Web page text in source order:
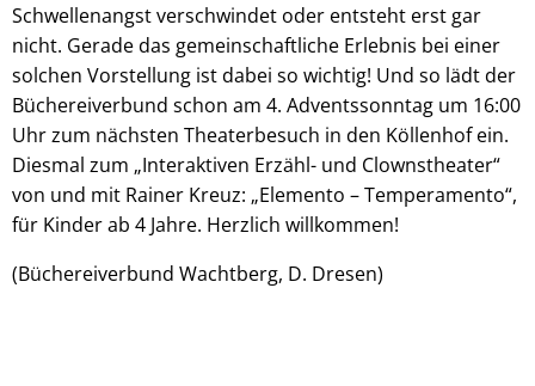
Schwellenangst verschwindet oder entsteht erst gar
nicht. Gerade das gemeinschaftliche Erlebnis bei einer
solchen Vorstellung ist dabei so wichtig! Und so lädt der
Büchereiverbund schon am 4. Adventssonntag um 16:00
Uhr zum nächsten Theaterbesuch in den Köllenhof ein.
Diesmal zum „Interaktiven Erzähl- und Clownstheater“
von und mit Rainer Kreuz: „Elemento – Temperamento“,
für Kinder ab 4 Jahre. Herzlich willkommen!
(Büchereiverbund Wachtberg, D. Dresen)